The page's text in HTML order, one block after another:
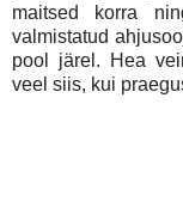
maitsed korra
valmistatud
pool järel. Hea
veel siis, kui